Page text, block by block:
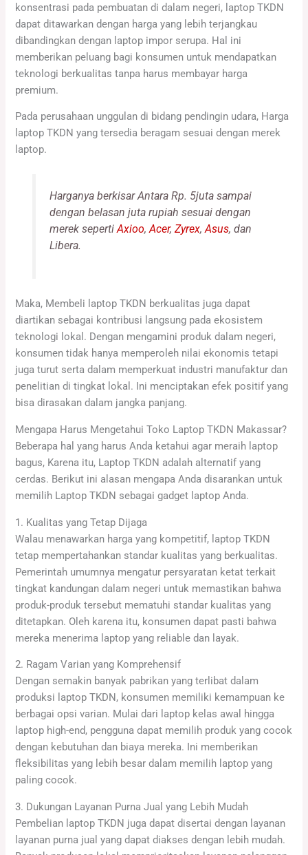
konsentrasi pada pembuatan di dalam negeri, laptop TKDN
dapat ditawarkan dengan harga yang lebih terjangkau
dibandingkan dengan laptop impor serupa. Hal ini
memberikan peluang bagi konsumen untuk mendapatkan
teknologi berkualitas tanpa harus membayar harga
premium.
Pada perusahaan unggulan di bidang pendingin udara, Harga
laptop TKDN yang tersedia beragam sesuai dengan merek
laptop.
Harganya berkisar Antara Rp. 5juta sampai
dengan belasan juta rupiah sesuai dengan
merek sepertiAxioo,Acer, Zyrex,Asus, dan
Libera.
Maka, Membeli laptop TKDN berkualitas juga dapat
diartikan sebagai kontribusi langsung pada ekosistem
teknologi lokal. Dengan mengamini produk dalam negeri,
konsumen tidak hanya memperoleh nilai ekonomis tetapi
juga turut serta dalam memperkuat industri manufaktur dan
penelitian di tingkat lokal. Ini menciptakan efek positif yang
bisa dirasakan dalam jangka panjang.
Mengapa Harus Mengetahui Toko Laptop TKDN Makassar?
Beberapa hal yang harus Anda ketahui agar meraih laptop
bagus, Karena itu, Laptop TKDN adalah alternatif yang
cerdas. Berikut ini alasan mengapa Anda disarankan untuk
memilih Laptop TKDN sebagai gadget laptop Anda.
1. Kualitas yang Tetap Dijaga
Walau menawarkan harga yang kompetitif, laptop TKDN
tetap mempertahankan standar kualitas yang berkualitas.
Pemerintah umumnya mengatur persyaratan ketat terkait
tingkat kandungan dalam negeri untuk memastikan bahwa
produk-produk tersebut mematuhi standar kualitas yang
ditetapkan. Oleh karena itu, konsumen dapat pasti bahwa
mereka menerima laptop yang reliable dan layak.
2. Ragam Varian yang Komprehensif
Dengan semakin banyak pabrikan yang terlibat dalam
produksi laptop TKDN, konsumen memiliki kemampuan ke
berbagai opsi varian. Mulai dari laptop kelas awal hingga
laptop high-end, pengguna dapat memilih produk yang cocok
dengan kebutuhan dan biaya mereka. Ini memberikan
fleksibilitas yang lebih besar dalam memilih laptop yang
paling cocok.
3. Dukungan Layanan Purna Jual yang Lebih Mudah
Pembelian laptop TKDN juga dapat disertai dengan layanan
layanan purna jual yang dapat diakses dengan lebih mudah.